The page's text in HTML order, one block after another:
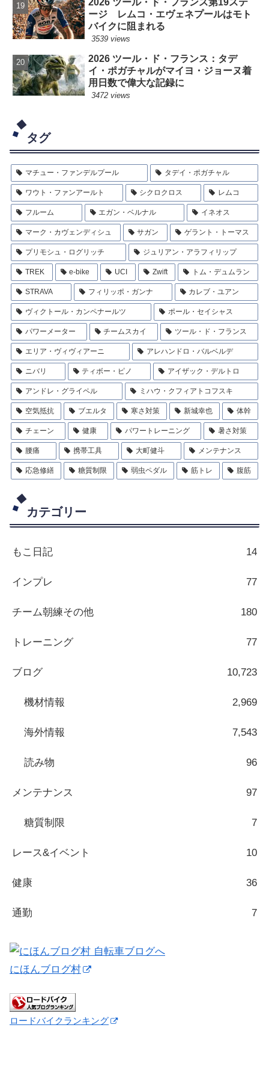
2026 ツール・ド・フランス第19ステ
ージ レムコ・エヴェネプールはモト
バイクに阻まれる
3539 views
2026 ツール・ド・フランス：タデ
イ・ポガチャルがマイヨ・ジョーヌ着
用日数で偉大な記録に
3472 views
タグ
マチュー・ファンデルプール タデイ・ポガチャル
ワウト・ファンアールト シクロクロス レムコ
フルーム エガン・ベルナル イネオス
マーク・カヴェンディシュ サガン ゲラント・トーマス
プリモシュ・ログリッチ ジュリアン・アラフィリップ
TREK e-bike UCI Zwift トム・デュムラン
STRAVA フィリッポ・ガンナ カレブ・ユアン
ヴィクトール・カンペナールツ ポール・セイシャス
パワーメーター チームスカイ ツール・ド・フランス
エリア・ヴィヴィアーニ アレハンドロ・バルベルデ
ニバリ ティボー・ピノ アイザック・デルトロ
アンドレ・グライペル ミハウ・クフィアトコフスキ
空気抵抗 ブエルタ 寒さ対策 新城幸也 体幹
チェーン 健康 パワートレーニング 暑さ対策
腰痛 携帯工具 大町健斗 メンテナンス
応急修繕 糖質制限 弱虫ペダル 筋トレ 腹筋
カテゴリー
もこ日記 14
インプレ 77
チーム朝練その他 180
トレーニング 77
ブログ 10,723
機材情報 2,969
海外情報 7,543
読み物 96
メンテナンス 97
糖質制限 7
レース&イベント 10
健康 36
通勤 7
にほんブログ村
ロードバイクランキング